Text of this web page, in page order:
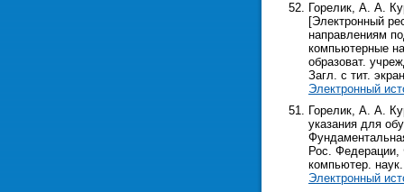
Горелик, А. А.
[Электронный
направлениям
компьютерные
образоват.
Загл. с тит.
Электронный
Горелик, А. А.
указания для
Рос. Федерации,
компьютер.
Электронный